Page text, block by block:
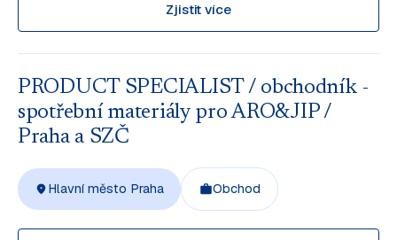
Zjistit více
PRODUCT SPECIALIST / obchodník -
spotřební materiály pro ARO&JIP /
Praha a SZČ
Hlavní město Praha Obchod